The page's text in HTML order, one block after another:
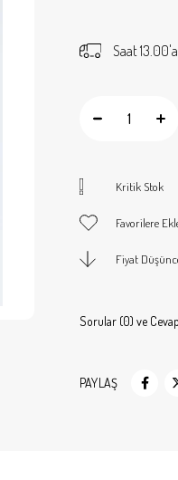
Saat
Kritik Stok
Favorilere
Fiyat
Sorular (0) ve
PAYLAŞ